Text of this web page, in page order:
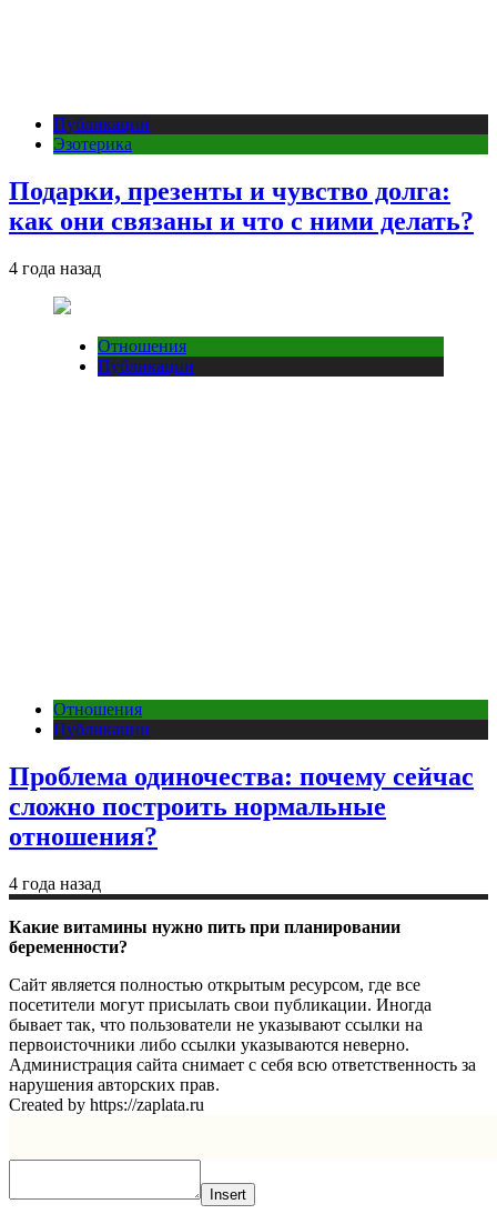
Публикации
Эзотерика
Подарки, презенты и чувство долга:
как они связаны и что с ними делать?
4 года назад
Отношения
Публикации
Отношения
Публикации
Проблема одиночества: почему сейчас
сложно построить нормальные
отношения?
4 года назад
Какие витамины нужно пить при планировании
беременности?
Сайт является полностью открытым ресурсом, где все
посетители могут присылать свои публикации. Иногда
бывает так, что пользователи не указывают ссылки на
первоисточники либо ссылки указываются неверно.
Администрация сайта снимает с себя всю ответственность за
нарушения авторских прав.
Created by https://zaplata.ru
Insert